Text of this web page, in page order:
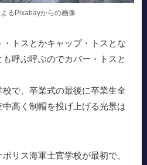
るPixabayからの画像
トスとかキャップ・トスとな
呼ぶ呼ぶのでカバー・トスと
で、卒業式の最後に卒業生全
高く制帽を投げ上げる光景は
リス海軍士官学校が最初で、